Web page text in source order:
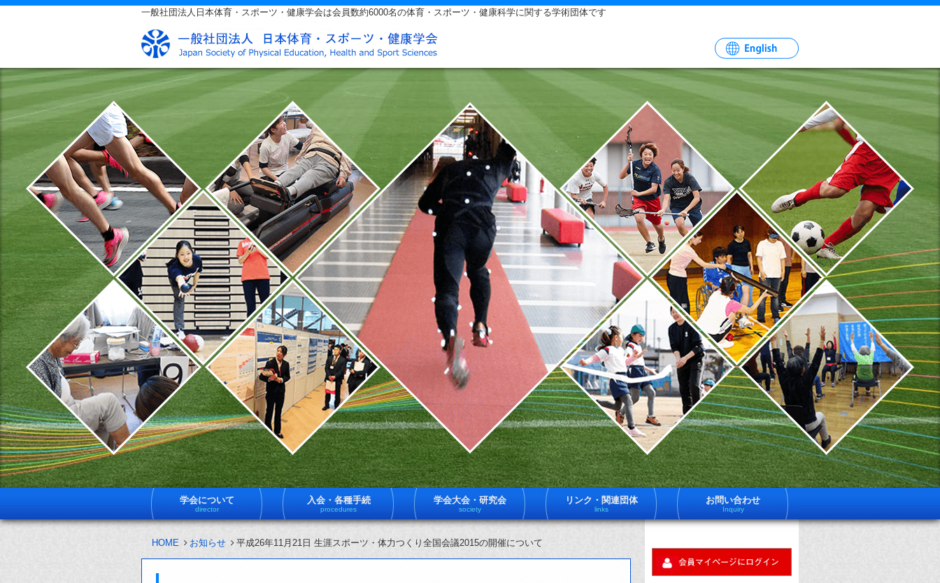
一般社団法人日本体育・スポーツ・健康学会は会員数約6000名の体育・スポーツ・健康科学に関する学術団体です
体
ス
一
社
法
日
体
育
ス
ー
ツ
健
学
は
員
約
育
学会について
director
入会・各種手続
procedures
学会大会・研究会
society
リンク・関連団体
links
お問い合わせ
Inquiry
HOME お知らせ 平成26年11月21日 生涯スポーツ・体力つくり全国会議2015の開催について